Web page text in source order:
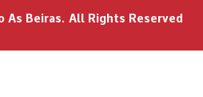
Beiras. All Rights Reserved